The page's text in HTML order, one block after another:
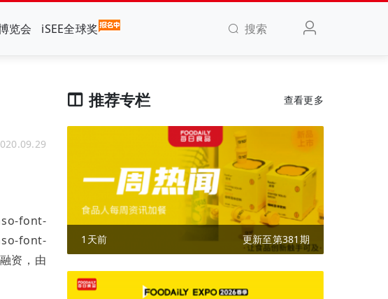
览会 iSEE全球奖 搜索
font-
font-
资，由
推荐专栏 查看更多
1天前 更新至第381期